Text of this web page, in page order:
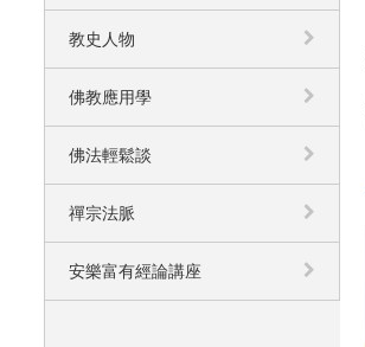
教史人物
佛教應用學
佛法輕鬆談
禪宗法脈
安樂富有經論講座